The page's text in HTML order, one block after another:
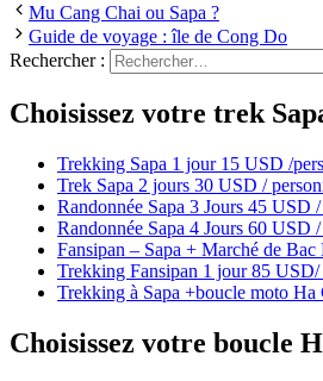
Mu Cang Chai ou Sapa ?
Guide de voyage : île de Cong Do
Rechercher :
Choisissez votre trek
Trekking Sapa 1 jour 15 USD /
Trek Sapa 2 jours 30 USD /
Randonnée Sapa 3 Jours 45 USD
Randonnée Sapa 4 Jours 60 USD
Fansipan – Sapa + Marché de
Trekking Fansipan 1 jour 85 USD/
Trekking à Sapa +boucle moto Ha
Choisissez votre boucle